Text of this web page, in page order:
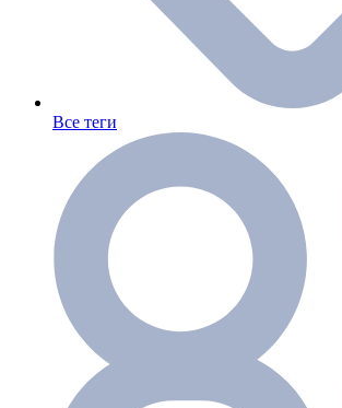
Все теги